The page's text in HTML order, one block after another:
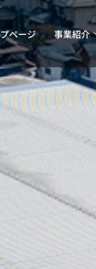
ページ 事業紹介